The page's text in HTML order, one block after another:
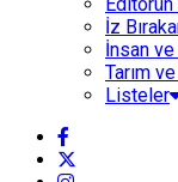
İz
İnsan
Tarım
Listeler